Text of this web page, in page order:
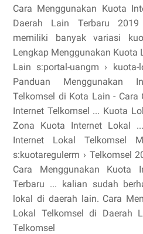
Cara Menggunakan Kuota
Daerah Lain Terbaru
memiliki banyak variasi
Lengkap Menggunakan Kuota
Lain s:portal-uangm ›
Panduan Menggunakan
Telkomsel di Kota Lain - Cara
Internet Telkomsel ... ‎Kuota
‎Zona Kuota Internet Lokal
Internet Lokal Telkomsel
s:kuotaregulerm › Telkomsel
Cara Menggunakan Kuota
Terbaru ... kalian sudah
lokal di daerah lain. Cara
Lokal Telkomsel di Daerah
Telkomsel